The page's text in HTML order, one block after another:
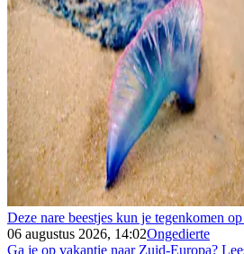
Deze nare beestjes kun je tegenkomen
06 augustus 2026, 14:02Ongedierte
Ga je op vakantie naar Zuid-Europa?